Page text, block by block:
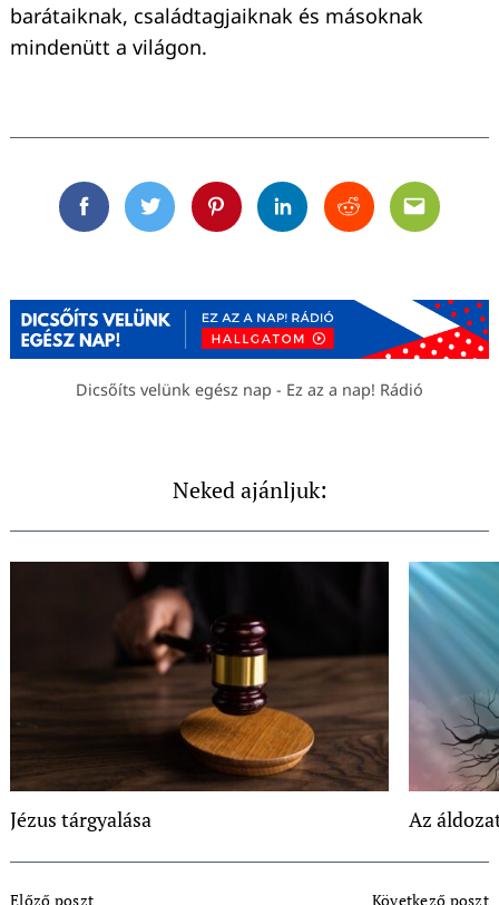
barátaiknak, családtagjaiknak és másoknak
mindenütt a világon.
FacebookTwitterPinterestLinkedinRedditEmail
Dicsőíts velünk egész nap - Ez az a nap! Rádió
Neked ajánljuk:
Jézus tárgyalása Az
Előző poszt Következő poszt